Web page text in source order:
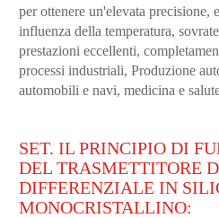
per ottenere un'elevata precisione,
influenza della temperatura,
prestazioni eccellenti,
processi industriali, Produzione
automobili e navi, medicina e
SET. IL PRINCIPIO DI
DEL TRASMETTITORE
DIFFERENZIALE IN
MONOCRISTALLINO: